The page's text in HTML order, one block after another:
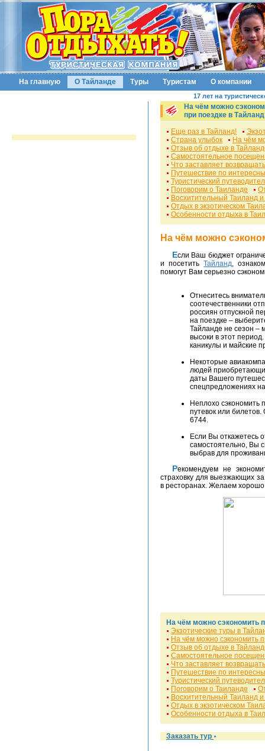
На главную О Тайланде Туры Туристам О компании
17 лет на
На чём можно
при поездке в
Еще раз в Тайланд!
Страна улыбок
На чём
Отзыв об отдыхе в
Самостоятельное
Что заставляет
Путешествие по
Туристический
Поговорим о Таиланде
Восхитительный Таиланд
Отдых в экзотическом
Особенности отдыха в
На чём можно
Если Ваш бюджет ограничен, но Вы все равно хотите исполнить свою мечту
и посетитьТайланд,
помогут Вам серьезно
Отнеситесь
соотечественники
россиян отпускной
на поездке –
Тайланде не сезон –
высоки в этот
каникулы и майские
Некоторые
людей
даты Вашего
спецпредложениях
Неплохо сэкономить
путевок или
6744.
Если Вы откажетесь
самостоятельно, Вы
выбрав для
Рекомендуем не экономить на своем здоровье. Обязательно сделайте
страховку для выезжающих
в ресторанах. Желаем
На чём можно сэкономить
Экзотические туры в
На чём можно сэкономить
Отзыв об отдыхе в
Самостоятельное
Что заставляет
Путешествие по
Туристический
Поговорим о Таиланде
Восхитительный Таиланд
Отдых в экзотическом
Особенности отдыха в
Заказать тур